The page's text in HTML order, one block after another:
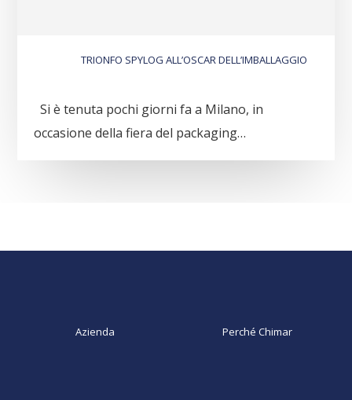
TRIONFO SPYLOG ALL’OSCAR DELL’IMBALLAGGIO
Si è tenuta pochi giorni fa a Milano, in
occasione della fiera del packaging…
Azienda Perché Chimar